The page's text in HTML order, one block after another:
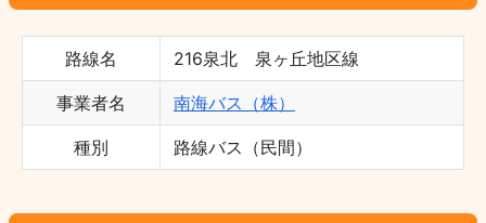
路線名 216泉北 泉ヶ丘地区線
事業者名 南海バス（株）
種別 路線バス（民間）